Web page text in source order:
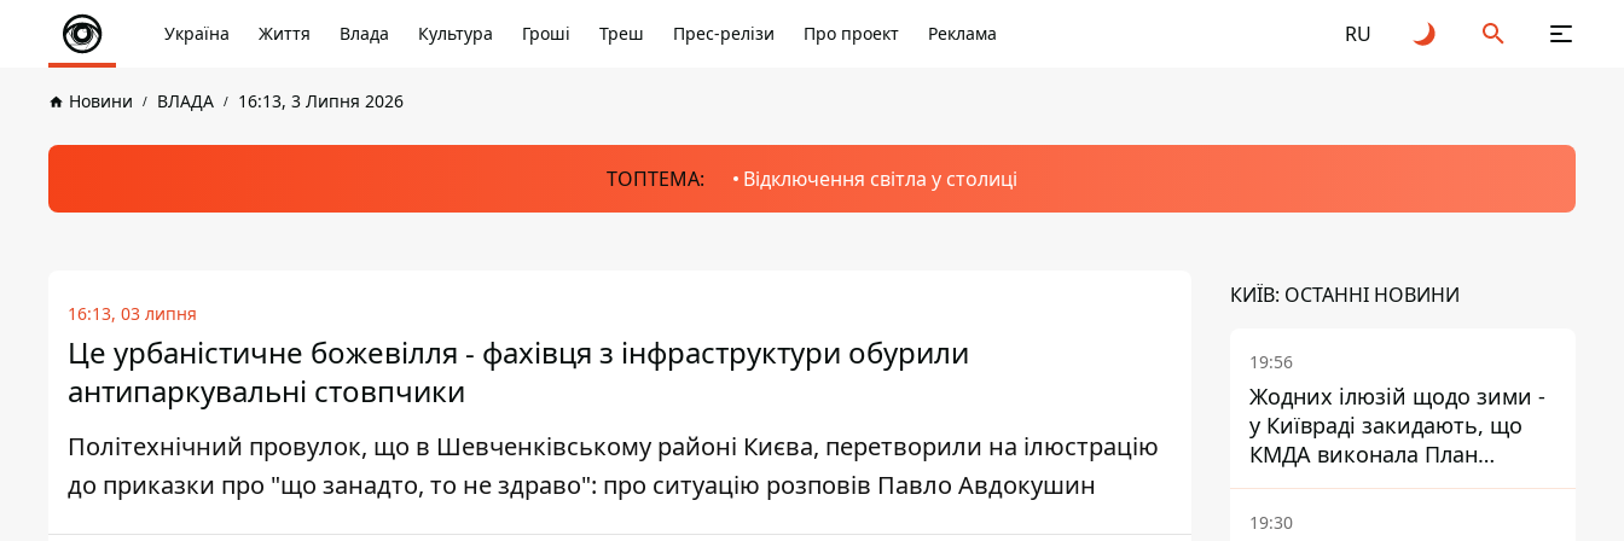
Україна Життя Влада Культура Гроші Треш Прес-релізи Про проект Реклама RU
Новини ВЛАДА 16:13, 3 Липня 2026
ТОПТЕМА: Відключення світла у столиці
16:13, 03 липня
Це урбаністичне божевілля - фахівця з інфраструктури обурили
антипаркувальні стовпчики
Політехнічний провулок, що в Шевченківському районі Києва, перетворили на ілюстрацію
до приказки про "що занадто, то не здраво": про ситуацію розповів Павло Авдокушин
КИЇВ: ОСТАННІ НОВИНИ
19:56
Жодних ілюзій щодо зими -
у Київраді закидають, що
КМДА виконала План
стійкості на 20%
19:30